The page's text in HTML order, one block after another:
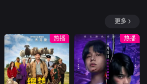
躲爹妈安排，偷报
音乐专业，开学撩
学姐，为校花与校
草开战，背后搞小
动作坑对手又坑队
Anewlywido
wedmotherisleftw
iththecareofanalc
oholicfather-in-la
wandafailingfarm.
Sheisforcedtoforg
更多
热播 热播